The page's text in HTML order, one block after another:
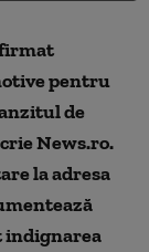
pentru
de
News.ro.
la adresa
indignarea